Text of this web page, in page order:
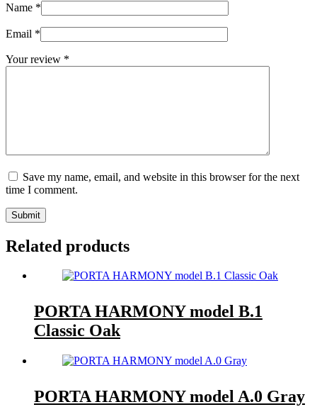
Name *
Email *
Your review *
Save my name, email, and website in this browser for the next
time I comment.
Submit
Related products
PORTA HARMONY model B.1
Classic Oak
PORTA HARMONY model A.0 Gray